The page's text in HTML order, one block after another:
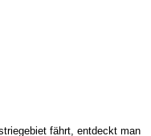
fährt, entdeckt man